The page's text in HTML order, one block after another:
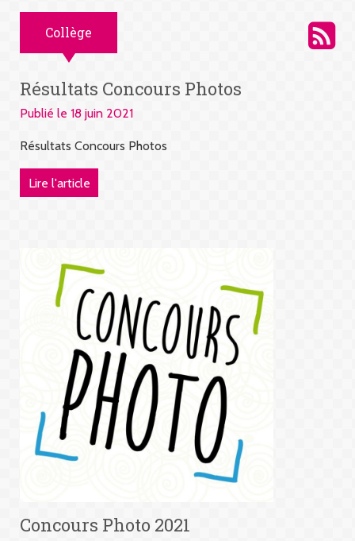
Collège
Résultats Concours Photos
Publié le 18 juin 2021
Résultats Concours Photos
Lire l'article
Concours Photo 2021